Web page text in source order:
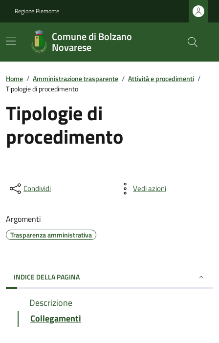
Regione Piemonte
Comune di Bolzano
Novarese
Home / Amministrazione trasparente / Attività e procedimenti /
Tipologie di procedimento
Tipologie di
procedimento
Condividi Vedi azioni
Argomenti
Trasparenza amministrativa
INDICE DELLA PAGINA
Descrizione
Collegamenti